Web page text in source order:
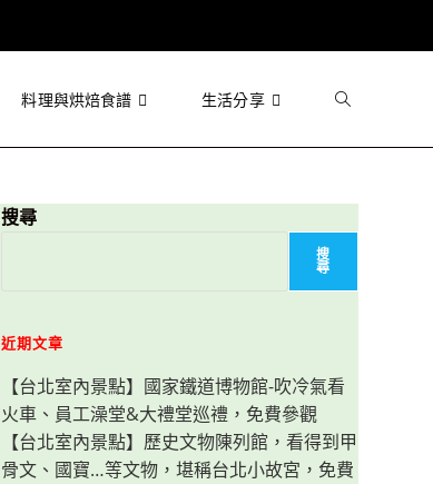
料理與烘焙食譜 生活分享 Toggle
search
搜尋
搜
尋
近期文章
【台北室內景點】國家鐵道博物館-吹冷氣看
火車、員工澡堂&大禮堂巡禮，免費參觀
【台北室內景點】歷史文物陳列館，看得到甲
骨文、國寶…等文物，堪稱台北小故宮，免費